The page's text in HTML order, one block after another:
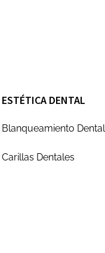
ESTÉTICA DENTAL
Blanqueamiento Dental
Carillas Dentales